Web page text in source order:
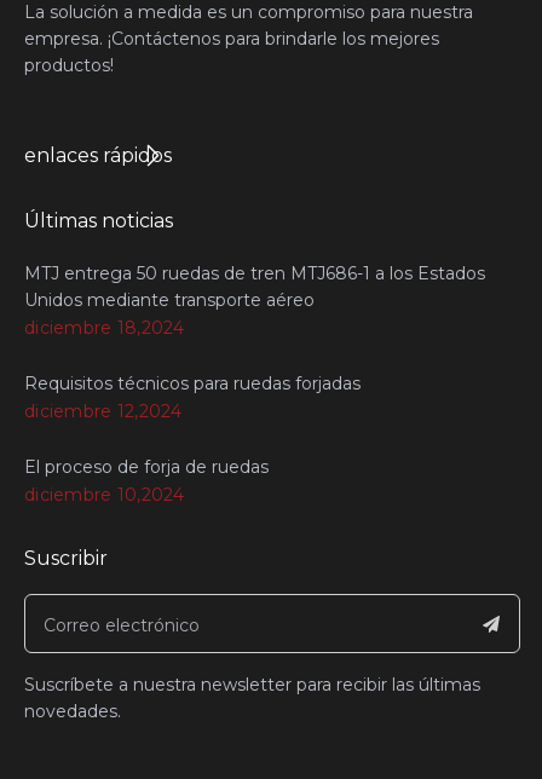
La solución a medida es un compromiso para nuestra
empresa. ¡Contáctenos para brindarle los mejores
productos!
enlaces rápidos
Últimas noticias
MTJ entrega 50 ruedas de tren MTJ686-1 a los Estados
Unidos mediante transporte aéreo
diciembre 18,2024
Requisitos técnicos para ruedas forjadas
diciembre 12,2024
El proceso de forja de ruedas
diciembre 10,2024
Suscribir
Suscríbete a nuestra newsletter para recibir las últimas
novedades.